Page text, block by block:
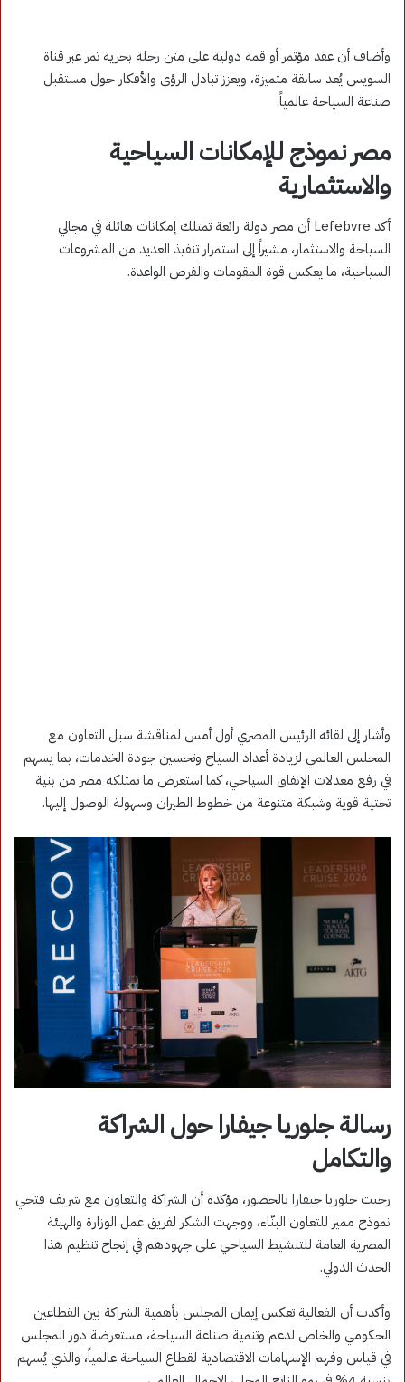
وأضاف أن عقد مؤتمر أو قمة دولية على متن رحلة بحرية تمر عبر قناة
السويس يُعد سابقة متميزة، ويعزز تبادل الرؤى والأفكار حول مستقبل
صناعة السياحة عالمياً.
مصر نموذج للإمكانات السياحية
والاستثمارية
أكد Lefebvre أن مصر دولة رائعة تمتلك إمكانات هائلة في مجالي
السياحة والاستثمار، مشيراً إلى استمرار تنفيذ العديد من المشروعات
السياحية، ما يعكس قوة المقومات والفرص الواعدة.
وأشار إلى لقائه الرئيس المصري أول أمس لمناقشة سبل التعاون مع
المجلس العالمي لزيادة أعداد السياح وتحسين جودة الخدمات، بما يسهم
في رفع معدلات الإنفاق السياحي، كما استعرض ما تمتلكه مصر من بنية
تحتية قوية وشبكة متنوعة من خطوط الطيران وسهولة الوصول إليها.
رسالة جلوريا جيفارا حول الشراكة
والتكامل
رحبت جلوريا جيفارا بالحضور، مؤكدة أن الشراكة والتعاون مع شريف فتحي
نموذج مميز للتعاون البنّاء، ووجهت الشكر لفريق عمل الوزارة والهيئة
المصرية العامة للتنشيط السياحي على جهودهم في إنجاح تنظيم هذا
الحدث الدولي.
وأكدت أن الفعالية تعكس إيمان المجلس بأهمية الشراكة بين القطاعين
الحكومي والخاص لدعم وتنمية صناعة السياحة، مستعرضة دور المجلس
في قياس وفهم الإسهامات الاقتصادية لقطاع السياحة عالمياً، والذي يُسهم